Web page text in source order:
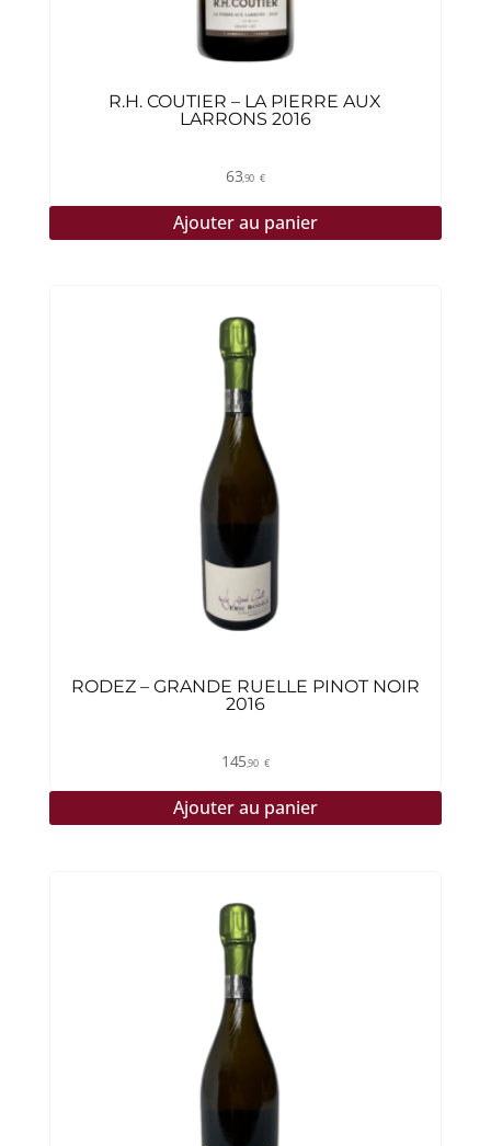
R.H. COUTIER – LA PIERRE AUX
LARRONS 2016
63,90 €
Ajouter au panier
RODEZ – GRANDE RUELLE PINOT NOIR
2016
145,90 €
Ajouter au panier